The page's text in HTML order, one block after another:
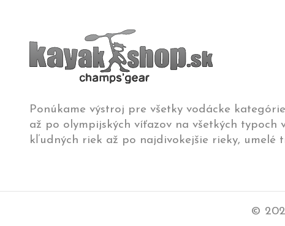
Ponúkame výstroj pre všetky vodácke
až po olympijských víťazov na všetkých typoch
kľudných riek až po najdivokejšie rieky, umelé
©